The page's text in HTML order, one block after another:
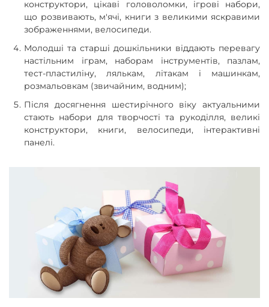
конструктори, цікаві головоломки, ігрові набори,
що розвивають, м'ячі, книги з великими яскравими
зображеннями, велосипеди.
Молодші та старші дошкільники віддають перевагу
настільним іграм, наборам інструментів, пазлам,
тест-пластиліну, лялькам, літакам і машинкам,
розмальовкам (звичайним, водним);
Після досягнення шестирічного віку актуальними
стають набори для творчості та рукоділля, великі
конструктори, книги, велосипеди, інтерактивні
панелі.